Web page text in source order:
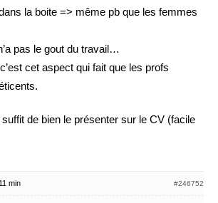
la boite => même pb que les femmes
pas le gout du travail…
cet aspect qui fait que les profs
suffit de bien le présenter sur le CV (facile
min #246752